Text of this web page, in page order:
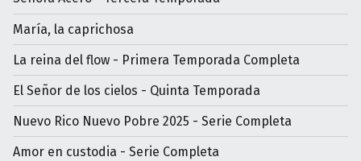
María, la caprichosa
La reina del flow - Primera Temporada Completa
El Señor de los cielos - Quinta Temporada
Nuevo Rico Nuevo Pobre 2025 - Serie Completa
Amor en custodia - Serie Completa